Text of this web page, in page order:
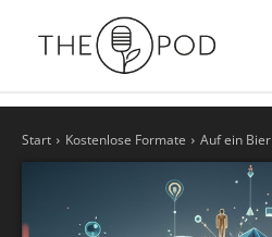
Start Kostenlose Formate Auf ein Bier